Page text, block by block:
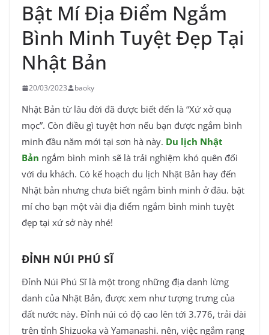
Bật Mí Địa Điểm Ngắm
Bình Minh Tuyệt Đẹp Tại
Nhật Bản
20/03/2023 baoky
Nhật Bản từ lâu đời đã được biết đến là “Xứ xở quạ
mọc”. Còn điều gì tuyệt hơn nếu bạn được ngắm bình
minh đầu năm mới tại sơn hà này. Du lịch Nhật
Bản ngắm bình minh sẽ là trải nghiệm khó quên đối
với du khách. Có kế hoạch du lịch Nhật Bản hay đến
Nhật bản nhưng chưa biết ngắm bình minh ở đâu. bật
mí cho bạn một vài địa điểm ngắm bình minh tuyệt
đẹp tại xứ sở này nhé!
ĐỈNH NÚI PHÚ SĨ
Đỉnh Núi Phú Sĩ là một trong những địa danh lừng
danh của Nhật Bản, được xem như tượng trưng của
đất nước này. Đỉnh núi có độ cao lên tới 3.776, trải dài
trên tỉnh Shizuoka và Yamanashi. nên, việc ngắm rạng